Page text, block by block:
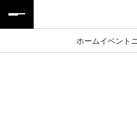
ホームイベント
イベント・ポップアップ
ニュース
簡体字
한국어